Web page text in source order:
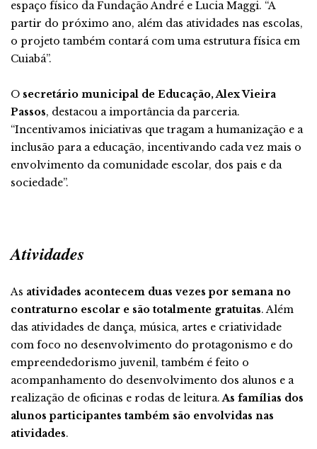
espaço físico da Fundação André e Lucia Maggi. “A
partir do próximo ano, além das atividades nas escolas,
o projeto também contará com uma estrutura física em
Cuiabá”.
O secretário municipal de Educação, Alex Vieira
Passos, destacou a importância da parceria.
“Incentivamos iniciativas que tragam a humanização e a
inclusão para a educação, incentivando cada vez mais o
envolvimento da comunidade escolar, dos pais e da
sociedade”.
Atividades
As atividades acontecem duas vezes por semana no
contraturno escolar e são totalmente gratuitas. Além
das atividades de dança, música, artes e criatividade
com foco no desenvolvimento do protagonismo e do
empreendedorismo juvenil, também é feito o
acompanhamento do desenvolvimento dos alunos e a
realização de oficinas e rodas de leitura.As famílias dos
alunos participantes também são envolvidas nas
atividades.